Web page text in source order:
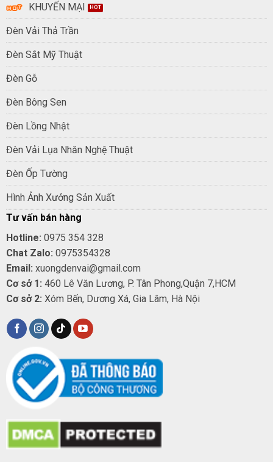
KHUYẾN MẠI
Đèn Vải Thả Trần
Đèn Sắt Mỹ Thuật
Đèn Gỗ
Đèn Bông Sen
Đèn Lồng Nhật
Đèn Vải Lụa Nhăn Nghệ Thuật
Đèn Ốp Tường
Hình Ảnh Xưởng Sản Xuất
Tư vấn bán hàng
Hotline: 0975 354 328
Chat Zalo: 0975354328
Email: xuongdenvai@gmail.com
Cơ sở 1: 460 Lê Văn Lương, P. Tân Phong,Quận 7,HCM
Cơ sở 2: Xóm Bến, Dương Xá, Gia Lâm, Hà Nội